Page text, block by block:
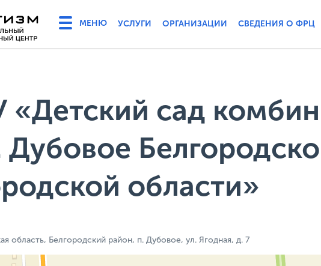
УСЛУГИ ОРГАНИЗАЦИИ СВЕДЕНИЯ О ФРЦ
сад
области»
область, Белгородский район, п. Дубовое, ул. Ягодная, д. 7